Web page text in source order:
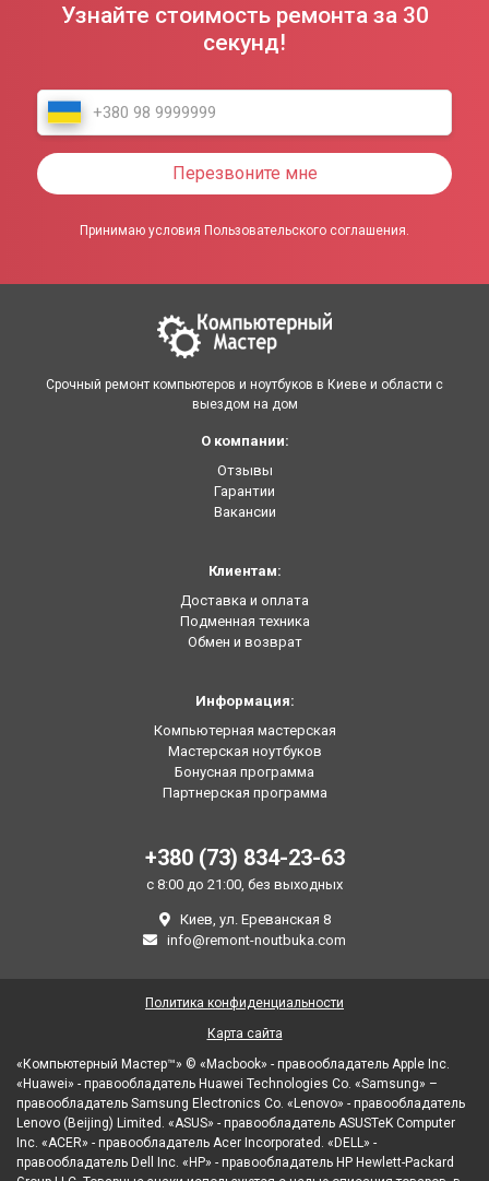
Узнайте стоимость ремонта за 30
секунд!
Перезвоните мне
Принимаю условия Пользовательского соглашения.
Срочный ремонт компьютеров и ноутбуков в Киеве и области с
выездом на дом
О компании:
Отзывы
Гарантии
Вакансии
Клиентам:
Доставка и оплата
Подменная техника
Обмен и возврат
Информация:
Компьютерная мастерская
Мастерская ноутбуков
Бонусная программа
Партнерская программа
+380 (73) 834-23-63
с 8:00 до 21:00, без выходных
Киев, ул. Ереванская 8
info@remont-noutbuka.com
«Компьютерный Мастер™» © «Macbook» - правообладатель Apple Inc.
«Huawei» - правообладатель Huawei Technologies Co. «Samsung» –
правообладатель Samsung Electronics Co. «Lenovo» - правообладатель
Lenovo (Beijing) Limited. «ASUS» - правообладатель ASUSTeK Computer
Inc. «ACER» - правообладатель Acer Incorporated. «DELL» -
правообладатель Dell Inc. «HP» - правообладатель HP Hewlett-Packard
Политика конфиденциальности
Карта сайта